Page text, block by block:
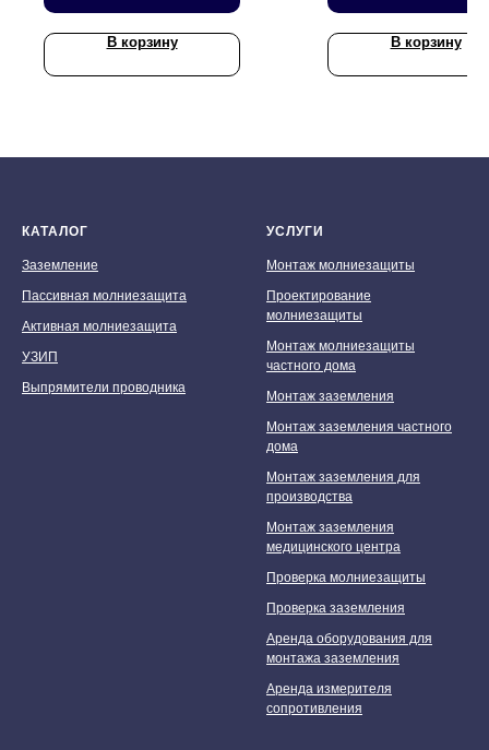
В корзину В корзину
КАТАЛОГ
Заземление
Пассивная молниезащита
Активная молниезащита
УЗИП
Выпрямители проводника
УСЛУГИ
Монтаж молниезащиты
Проектирование
молниезащиты
Монтаж молниезащиты
частного дома
Монтаж заземления
Монтаж заземления частного
дома
Монтаж заземления для
производства
Монтаж заземления
медицинского центра
Проверка молниезащиты
Проверка заземления
Аренда оборудования для
монтажа заземления
Аренда измерителя
сопротивления
Мы принимаем к оплате: